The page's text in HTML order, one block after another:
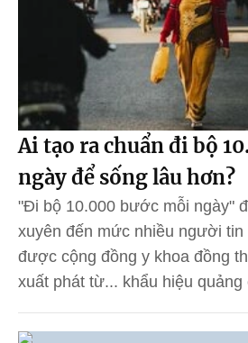
Ai tạo ra chuẩn đi bộ
ngày để sống lâu hơn?
"Đi bộ 10.000 bước mỗi ngày"
xuyên đến mức nhiều người tin
được cộng đồng y khoa đồng
xuất phát từ... khẩu hiệu quảng